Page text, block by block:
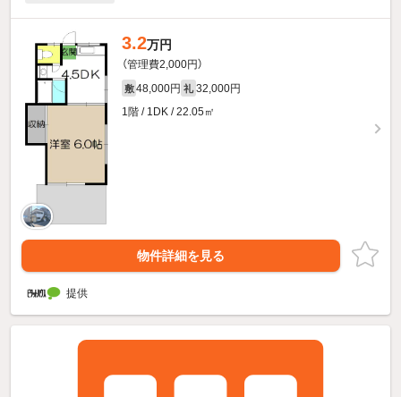
3.2万円
（管理費2,000円）
敷 48,000円 礼 32,000円
1階 / 1DK / 22.05㎡
物件詳細を見る
提供